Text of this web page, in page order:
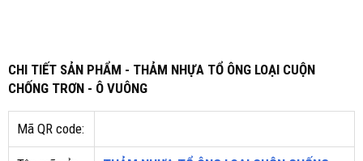
CHI TIẾT SẢN PHẨM - THẢM NHỰA TỔ ÔNG LOẠI CUỘN
CHỐNG TRƠN - Ô VUÔNG
Mã QR code: